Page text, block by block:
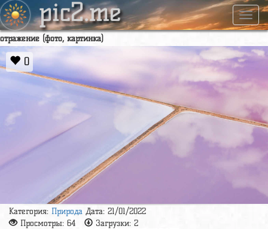
pic2.me
отражение (фото, картинка)
0
Категория: Природа Дата: 21/01/2022
Просмотры: 64 Загрузки: 2